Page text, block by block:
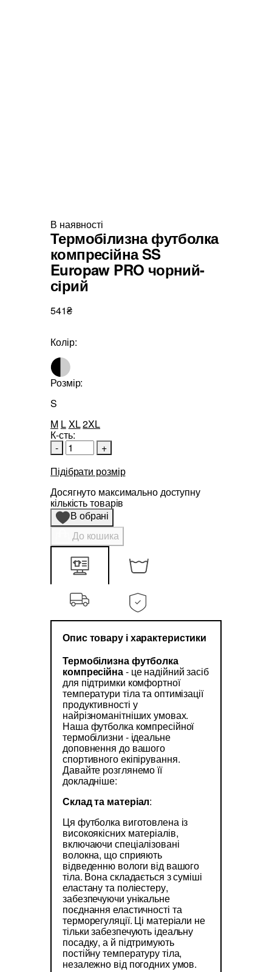
В наявності
Термобілизна футболка
компресійна SS
Europaw PRO чорний-
сірий
541₴
Колір:
Розмір:
S
M LXL2XL
К-сть:
-
+
Підібрати розмір
Досягнуто максимально доступну
кількість товарів
В обрані
До кошика
Опис товару і характеристики
Термобілизна футболка
компресійна- це надійний засіб
для підтримки комфортної
температури тіла та оптимізації
продуктивності у
найрізноманітніших умовах.
Наша футболка компресійної
термобілизни - ідеальне
доповнення до вашого
спортивного екіпірування.
Давайте розглянемо її
докладніше:
Склад та матеріал:
Ця футболка виготовлена із
високоякісних матеріалів,
включаючи спеціалізовані
волокна, що сприяють
відведенню вологи від вашого
тіла. Вона складається з суміші
еластану та поліестеру,
забезпечуючи унікальне
поєднання еластичності та
терморегуляції. Ці матеріали не
тільки забезпечують ідеальну
посадку, а й підтримують
постійну температуру тіла,
незалежно від погодних умов.